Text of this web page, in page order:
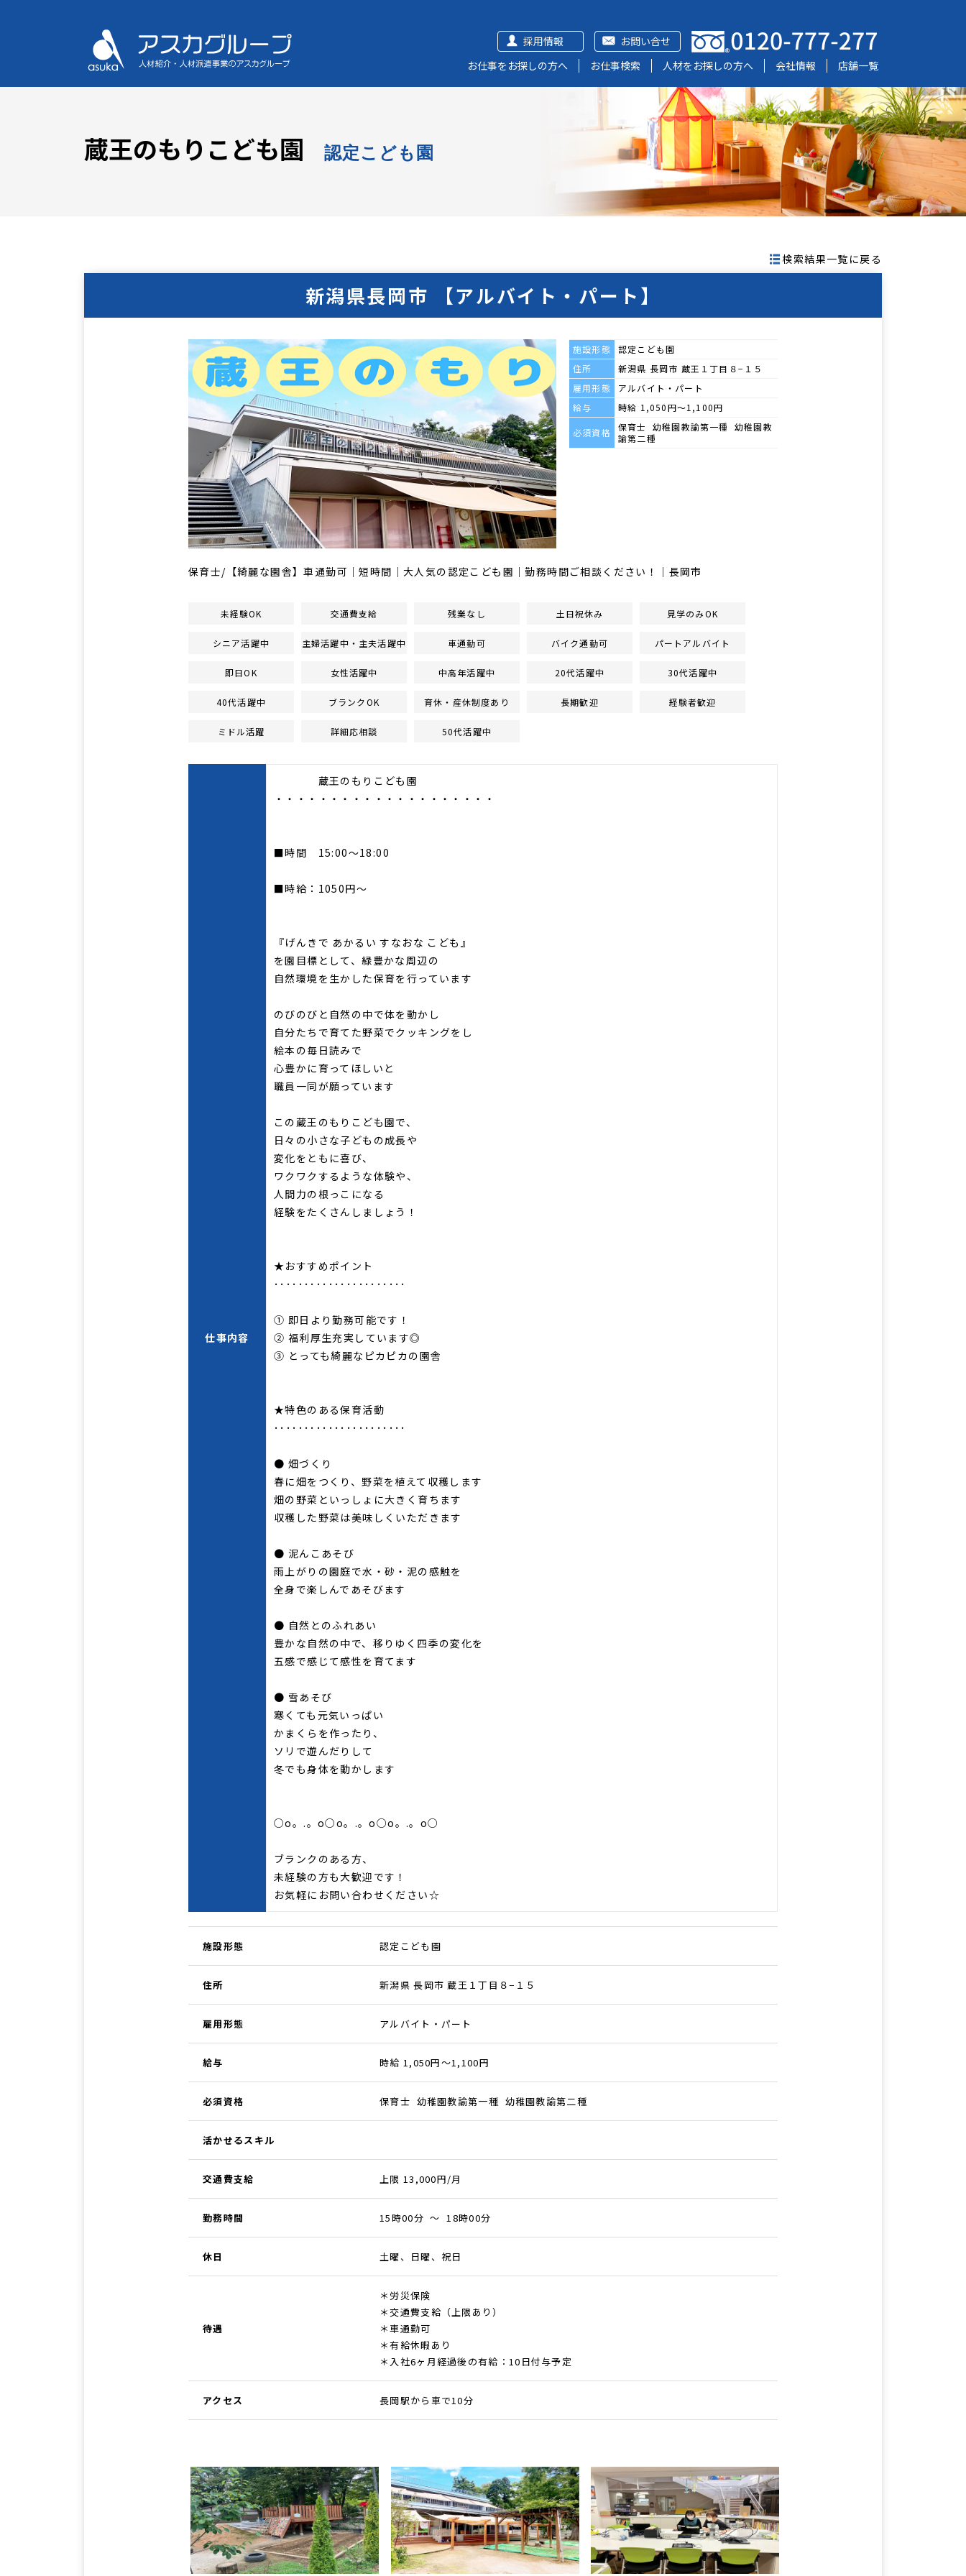
お問い合せ
採用情報
お仕事をお探しの方へ
お仕事検索 人材をお探しの方へ 会社情報 店舗一覧
蔵王のもりこども園 認定こども園
検索結果一覧に戻る
新潟県長岡市 【アルバイト・パート】
施設形態
認定こども園
住所
新潟県 長岡市 蔵王１丁目８−１５
雇用形態
アルバイト・パート
給与
時給 1,050円～1,100円
必須資格
保育士 幼稚園教諭第一種 幼稚園教
諭第二種
保育士/【綺麗な園舎】車通勤可｜短時間｜大人気の認定こども園｜勤務時間ご相談ください！｜長岡市
未経験OK 交通費支給 残業なし 土日祝休み 見学のみOK
シニア活躍中 主婦活躍中・主夫活躍中 車通勤可 バイク通勤可 パートアルバイト
即日OK 女性活躍中 中高年活躍中 20代活躍中 30代活躍中
40代活躍中 ブランクOK 育休・産休制度あり 長期歓迎 経験者歓迎
ミドル活躍 詳細応相談 50代活躍中
仕事内容
蔵王のもりこども園
・・・・・・・・・・・・・・・・・・・・
■時間 15:00～18:00
■時給：1050円～
『げんきで あかるい すなおな こども』
を園目標として、緑豊かな周辺の
自然環境を生かした保育を行っています
のびのびと自然の中で体を動かし
自分たちで育てた野菜でクッキングをし
絵本の毎日読みで
心豊かに育ってほしいと
職員一同が願っています
この蔵王のもりこども園で、
日々の小さな子どもの成長や
変化をともに喜び、
ワクワクするような体験や、
人間力の根っこになる
経験をたくさんしましょう！
★おすすめポイント
･･････････････････････
① 即日より勤務可能です！
② 福利厚生充実しています◎
③ とっても綺麗なピカピカの園舎
★特色のある保育活動
･･････････････････････
● 畑づくり
春に畑をつくり、野菜を植えて収穫します
畑の野菜といっしょに大きく育ちます
収穫した野菜は美味しくいただきます
● 泥んこあそび
雨上がりの園庭で水・砂・泥の感触を
全身で楽しんであそびます
● 自然とのふれあい
豊かな自然の中で、移りゆく四季の変化を
五感で感じて感性を育てます
● 雪あそび
寒くても元気いっぱい
かまくらを作ったり、
ソリで遊んだりして
冬でも身体を動かします
○o。.。o○o。.。o○o。.。o○
ブランクのある方、
未経験の方も大歓迎です！
お気軽にお問い合わせください☆
施設形態 認定こども園
住所 新潟県 長岡市 蔵王１丁目８−１５
雇用形態 アルバイト・パート
給与 時給 1,050円～1,100円
必須資格 保育士 幼稚園教諭第一種 幼稚園教諭第二種
活かせるスキル
交通費支給 上限 13,000円/月
勤務時間 15時00分 ～ 18時00分
休日 土曜、日曜、祝日
待遇
＊労災保険
＊交通費支給（上限あり）
＊車通勤可
＊有給休暇あり
＊入社6ヶ月経過後の有給：10日付与予定
アクセス 長岡駅から車で10分